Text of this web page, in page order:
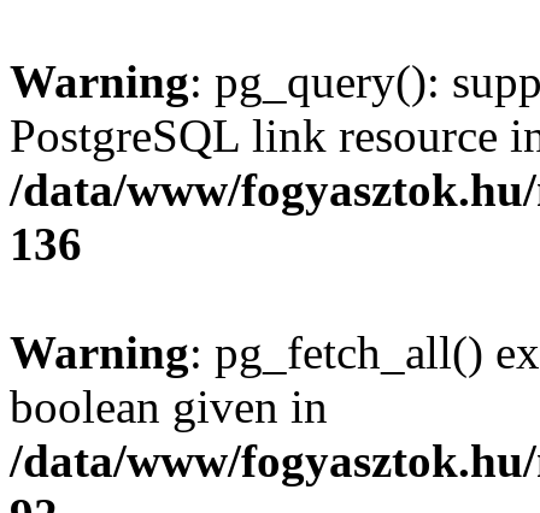
Warning: pg_query():
PostgreSQL link resource
/data/www/
136
Warning: pg_fetch_all()
boolean given in
/data/www/